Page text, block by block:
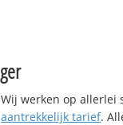
Wij werken op allerlei
aantrekkelijk tarief.